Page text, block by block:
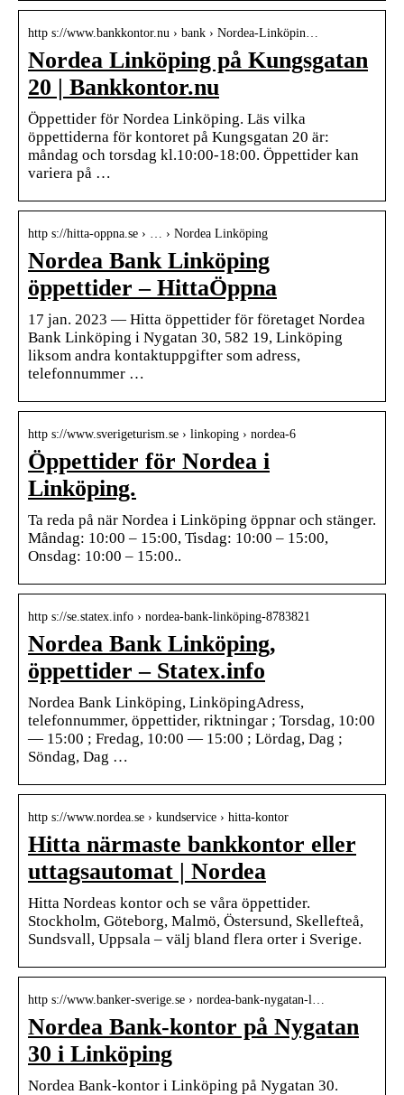
http s://www.bankkontor.nu › bank › Nordea-Linköpin…
Nordea Linköping på Kungsgatan
20 | Bankkontor.nu
Öppettider för Nordea Linköping. Läs vilka
öppettiderna för kontoret på Kungsgatan 20 är:
måndag och torsdag kl.10:00-18:00. Öppettider kan
variera på …
http s://hitta-oppna.se › … › Nordea Linköping
Nordea Bank Linköping
öppettider – HittaÖppna
17 jan. 2023 — Hitta öppettider för företaget Nordea
Bank Linköping i Nygatan 30, 582 19, Linköping
liksom andra kontaktuppgifter som adress,
telefonnummer …
http s://www.sverigeturism.se › linkoping › nordea-6
Öppettider för Nordea i
Linköping.
Ta reda på när Nordea i Linköping öppnar och stänger.
Måndag: 10:00 – 15:00, Tisdag: 10:00 – 15:00,
Onsdag: 10:00 – 15:00..
http s://se.statex.info › nordea-bank-linköping-8783821
Nordea Bank Linköping,
öppettider – Statex.info
Nordea Bank Linköping, LinköpingAdress,
telefonnummer, öppettider, riktningar ; Torsdag, 10:00
— 15:00 ; Fredag, 10:00 — 15:00 ; Lördag, Dag ;
Söndag, Dag …
http s://www.nordea.se › kundservice › hitta-kontor
Hitta närmaste bankkontor eller
uttagsautomat | Nordea
Hitta Nordeas kontor och se våra öppettider.
Stockholm, Göteborg, Malmö, Östersund, Skellefteå,
Sundsvall, Uppsala – välj bland flera orter i Sverige.
http s://www.banker-sverige.se › nordea-bank-nygatan-l…
Nordea Bank-kontor på Nygatan
30 i Linköping
Nordea Bank-kontor i Linköping på Nygatan 30.